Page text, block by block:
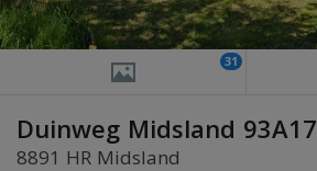
31
Duinweg Midsland 93A17
8891 HR Midsland